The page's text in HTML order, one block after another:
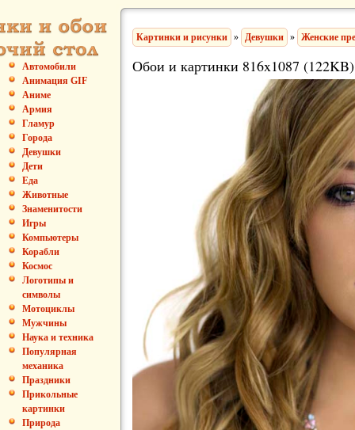
Автомобили
Анимация GIF
Аниме
Армия
Гламур
Города
Девушки
Дети
Еда
Животные
Знаменитости
Игры
Компьютеры
Корабли
Космос
Логотипы и
символы
Мотоциклы
Мужчины
Наука и техника
Популярная
механика
Праздники
Прикольные
картинки
Природа
Картинки и рисунки » Девушки » Женские
Обои и картинки 816x1087 (122KB)